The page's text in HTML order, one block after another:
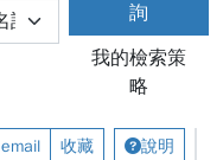
詢
我的檢索策
略
email 收藏 說明